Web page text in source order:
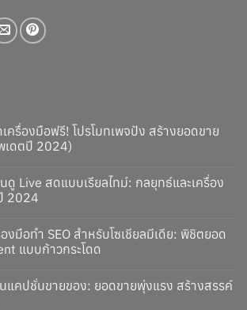
ครื่องมือฟรี! โปรโมทเพจปัง สร้างยอดขาย
เดตปี 2024)
ดู Live สดแบบเรียลไทม์: กลยุทธ์และเครื่อง
2024
งมือทำ SEO สำหรับโซเชียลมีเดีย: พิชิตยอด
แบบก้าวกระโดด
แคปชั่นขายของ: ยอดขายพุ่งแรง สร้างสรรค์